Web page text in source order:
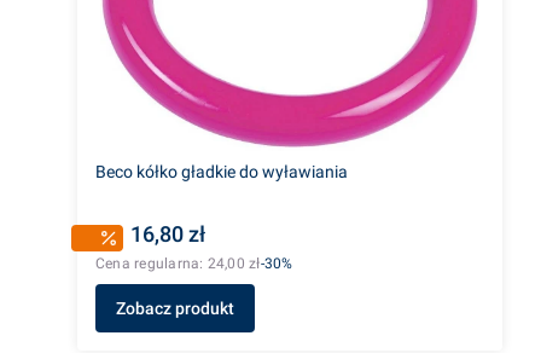
Beco kółko gładkie do wyławiania
16,80 zł
Cena regularna: 24,00 zł-30%
Zobacz produkt